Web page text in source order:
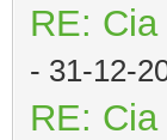
RE:
- 31-12-
RE: